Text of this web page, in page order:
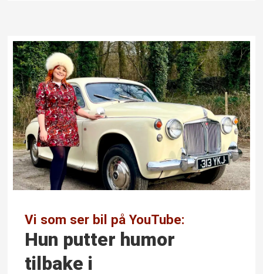
Vi som ser bil på YouTube:
Hun putter humor
tilbake i